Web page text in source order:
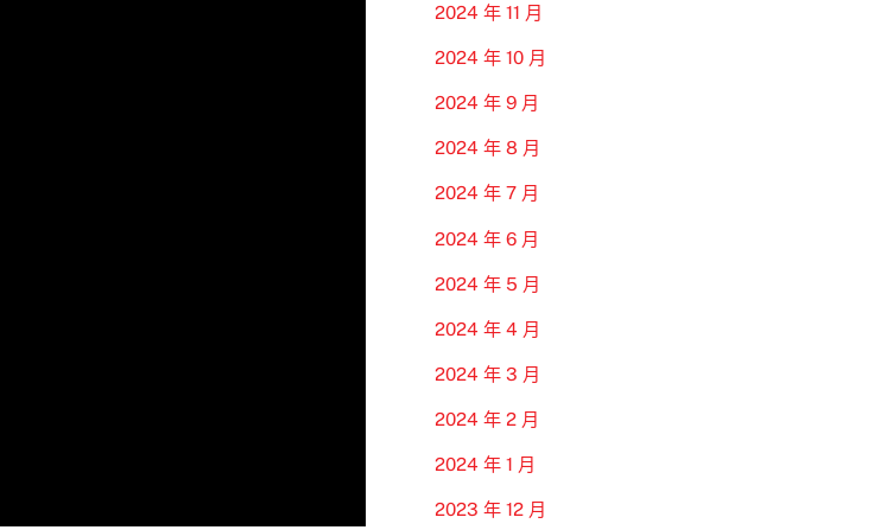
2024 年 11 月
2024 年 10 月
2024 年 9 月
2024 年 8 月
2024 年 7 月
2024 年 6 月
2024 年 5 月
2024 年 4 月
2024 年 3 月
2024 年 2 月
2024 年 1 月
2023 年 12 月